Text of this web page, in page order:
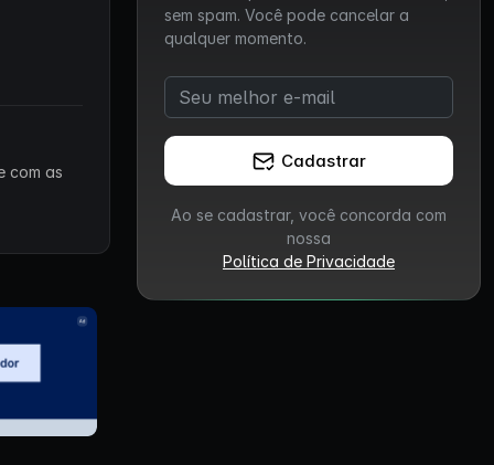
com as
sem spam. Você pode cancelar a
qualquer momento.
Cadastrar
Ao se cadastrar, você concorda com
nossa
Política de Privacidade